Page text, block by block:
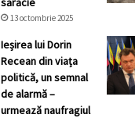
13 octombrie 2025
Ieșirea lui Dorin
Recean din viața
politică, un semnal
de alarmă –
urmează naufragiul